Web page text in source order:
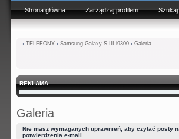
Strona główna Zarządzaj profilem Szukaj
‹ TELEFONY ‹ Samsung Galaxy S III i9300 ‹ Galeria
REKLAMA
Galeria
Nie masz wymaganych uprawnień, aby czytać posty
potwierdzenia e-mail.